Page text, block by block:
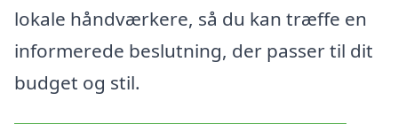
lokale håndværkere, så du kan træffe en
informerede beslutning, der passer til dit
budget og stil.